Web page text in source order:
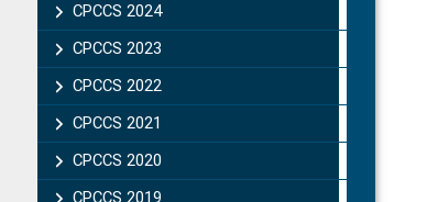
CPCCS 2024
CPCCS 2023
CPCCS 2022
CPCCS 2021
CPCCS 2020
CPCCS 2019 .